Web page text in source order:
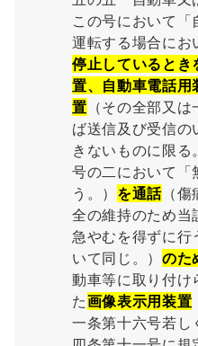
この号において
運転する場合にお
停止しているとき
置、自動車電話用
置 （その全部又
ば送信及び受信の
きないものに限
号の二において「
う。） を通話（傷
全の維持のため当
急やむを得ずに行
いて同じ。） のた
動車等に取り付け
た画像表示用装置
一条第十六号若し